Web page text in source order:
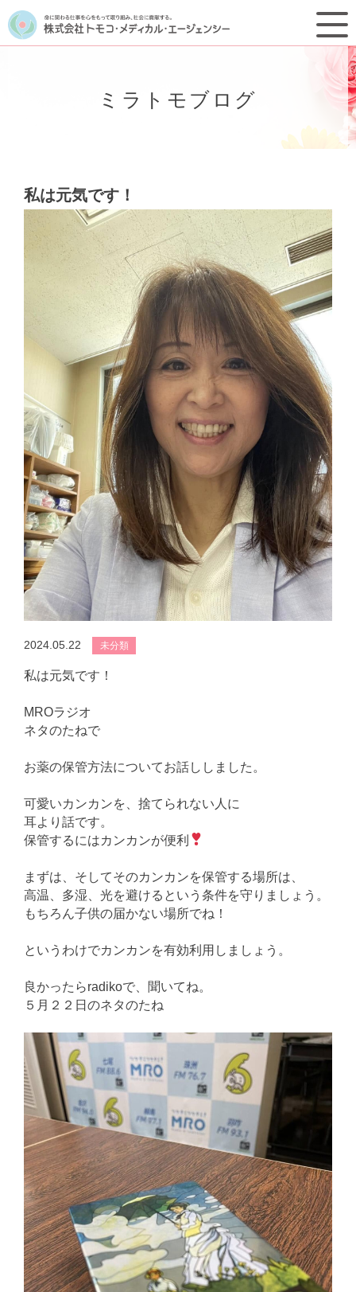
ミラトモブログ
私は元気です！
2024.05.22 未分類
私は元気です！
MROラジオ
ネタのたねで
お薬の保管方法についてお話ししました。
可愛いカンカンを、捨てられない人に
耳より話です。
保管するにはカンカンが便利
まずは、そしてそのカンカンを保管する場所は、
高温、多湿、光を避けるという条件を守りましょう。
もちろん子供の届かない場所でね！
というわけでカンカンを有効利用しましょう。
良かったらradikoで、聞いてね。
５月２２日のネタのたね